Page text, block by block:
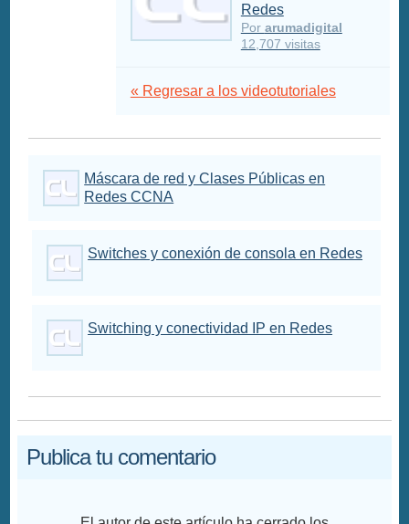
Redes
Por arumadigital
12,707 visitas
« Regresar a los videotutoriales
Máscara de red y Clases Públicas en
Redes CCNA
Switches y conexión de consola en Redes
Switching y conectividad IP en Redes
Publica tu comentario